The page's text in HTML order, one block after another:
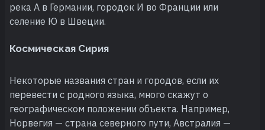
река А в Германии, городок И во Франции или
селение Ю в Швеции.
Космическая Сирия
Некоторые названия стран и городов, если их
перевести с родного языка, много скажут о
географическом положении объекта. Например,
Норвегия — страна северного пути, Австралия —